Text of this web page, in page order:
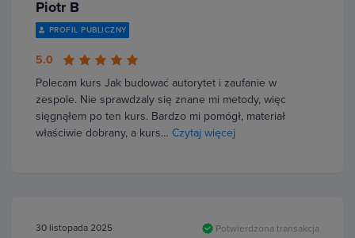
Piotr B
PROFIL PUBLICZNY
5.0
Polecam kurs Jak budować autorytet i zaufanie w
zespole. Nie sprawdzaly się znane mi metody, więc
sięgnąłem po ten kurs. Bardzo mi pomógł, materiał
właściwie dobrany, a kurs… Czytaj więcej
30 listopada 2025 Potwierdzona transakcja